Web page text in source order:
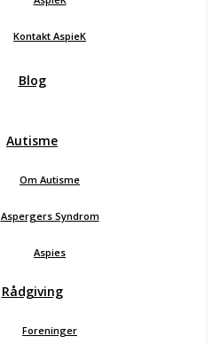
Kontakt AspieK
Blog
Autisme
Om Autisme
Aspergers Syndrom
Aspies
Rådgiving
Foreninger